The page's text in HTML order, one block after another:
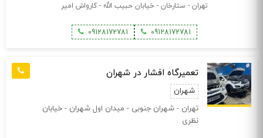
تهران - ستارخان - خیابان حبیب الله - کارواش امیر
09128172781
09128172781
تعمیرگاه افشار در شهران
شهران
تهران - شهران جنوبی - میدان اول شهران - خیابان
نظری